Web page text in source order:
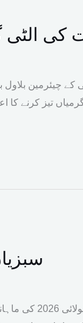
الٹی
کے چیئرمین
تیز کرنے کا
وفاقی